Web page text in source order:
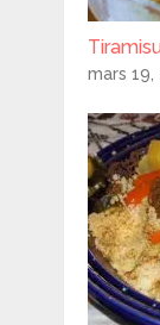
mars 19,